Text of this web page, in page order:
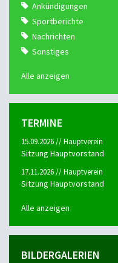
Ankündigungen
Sportberichte
Nachrichten
Sonstiges
Alle anzeigen
TERMINE
15.09.2026 // Hauptverein
Sitzung Hauptvorstand
17.11.2026 // Hauptverein
Sitzung Hauptvorstand
Alle anzeigen
BILDERGALERIEN